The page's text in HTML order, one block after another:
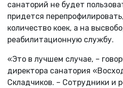
санаторий не будет
придется
количество коек, а на
реабилитационную службу.
«Это в лучшем случае, –
директора санатория
Складчиков. – Сотрудники и